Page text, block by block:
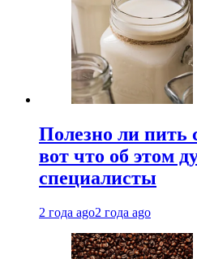
Полезно ли пить
вот что об этом
специалисты
2 года ago2 года ago